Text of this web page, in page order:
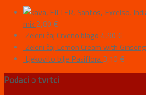
mix 2,80 €
Zeleni čaj Crveno blago 4,90 €
Zeleni čaj Lemon Cream with Ginseng
Ljekovito bilje Pasiflora 3,10 €
Podaci o tvrtci